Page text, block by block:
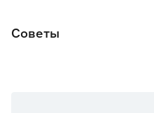
Советы